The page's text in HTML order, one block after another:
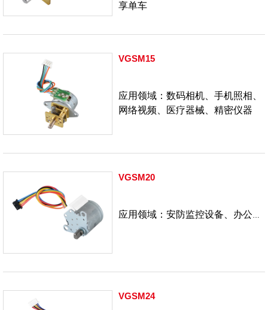
享单车
VGSM15
应用领域： 数码相机、手机照相、
网络视频、医疗器械、精密仪器
VGSM20
应用领域：安防监控设备、办公自
VGSM24